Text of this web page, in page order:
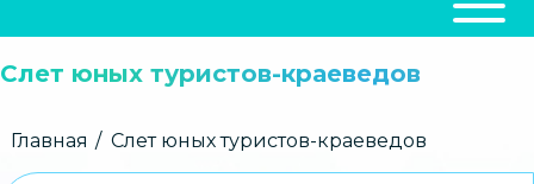
НАВИГАЦИЯ
Слет юных туристов-краеведов
Строка
Главная Слет юных туристов-краеведов